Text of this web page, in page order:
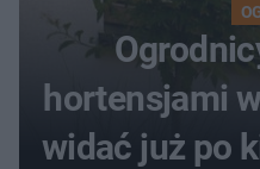
hortensjami
widać już po